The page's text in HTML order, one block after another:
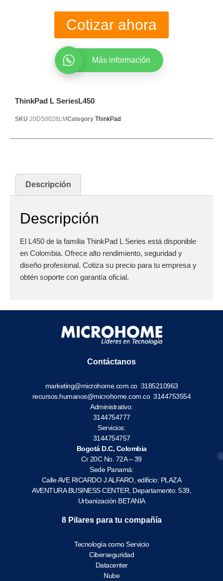
Cotizar ahora
Más información
ThinkPad L SeriesL450
SKU 20DS0028LMCategory ThinkPad
Descripción
Descripción
El L450 de la familia ThinkPad L Series está disponible
en Colombia. Ofrece alto rendimiento, seguridad y
diseño profesional. Cotiza su precio para tu empresa y
obtén soporte con garantía oficial.
Contáctanos
marketing@microhome.com.co 3185210963
recursos.humanos@microhome.com.co3144753554
Administrativo:
3144754777
Servicios:
3144754757
Bogotá D.C, Colombia
Cr 20C No. 72A – 39
Sede Panamá:
Calle AVE RICARDO J ALFARO, edificio: PLAZA
AVENTURA BUSINESS CENTER, Departamento: 539,
Urbanización BETANIA
8 Pilares para tu compañía
Tecnología como Servicio
Ciberseguridad
Datacenter
Nube